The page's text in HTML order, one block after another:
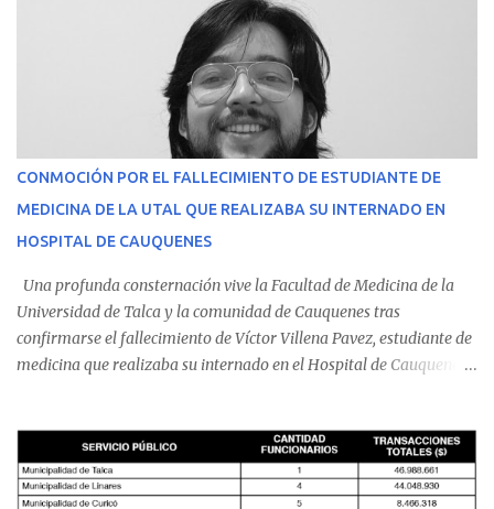
CONMOCIÓN POR EL FALLECIMIENTO DE ESTUDIANTE DE
MEDICINA DE LA UTAL QUE REALIZABA SU INTERNADO EN
HOSPITAL DE CAUQUENES
Una profunda consternación vive la Facultad de Medicina de la
Universidad de Talca y la comunidad de Cauquenes tras
confirmarse el fallecimiento de Víctor Villena Pavez, estudiante de
medicina que realizaba su internado en el Hospital de Cauquenes.
malestares físicos. Dada la complejidad de su estado de salud, el
equipo médico determinó su traslado de urgencia al Hospital
Regional de Talca y dado la urgencia la ambulancia partió hacia